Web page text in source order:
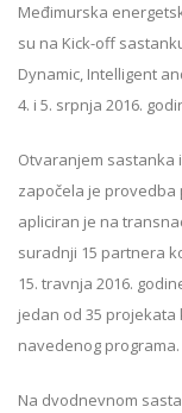
Međimurska
su na Kick-off
Dynamic, Intelligent
4. i 5. srpnja 2016.
Otvaranjem sastanka
započela je provedba
apliciran je na
suradnji 15 partnera
15. travnja 2016.
jedan od 35
navedenog programa.
Na dvodnevnom